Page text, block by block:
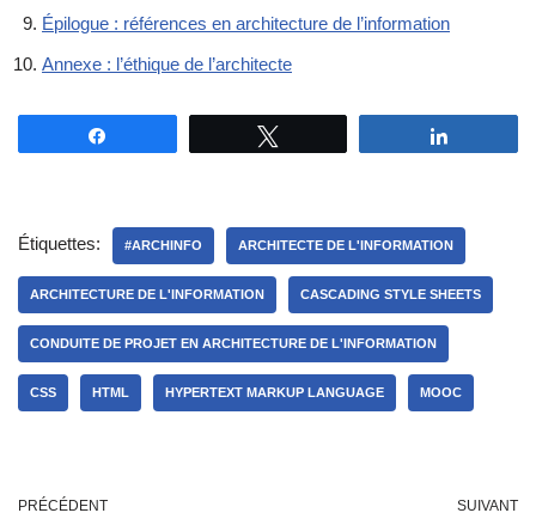
Épilogue : références en architecture de l’information
Annexe : l’éthique de l’architecte
Étiquettes: #ARCHINFO ARCHITECTE DE L'INFORMATION
ARCHITECTURE DE L'INFORMATION CASCADING STYLE SHEETS
CONDUITE DE PROJET EN ARCHITECTURE DE L'INFORMATION
CSS HTML HYPERTEXT MARKUP LANGUAGE MOOC
PRÉCÉDENT SUIVANT